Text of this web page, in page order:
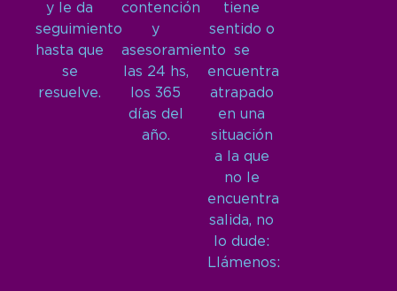
y le da
seguimiento
hasta que
se
resuelve.
contención
y
asesoramiento
las 24 hs,
los 365
días del
año.
tiene
sentido o
se
encuentra
atrapado
en una
situación
a la que
no le
encuentra
salida, no
lo dude:
Llámenos: